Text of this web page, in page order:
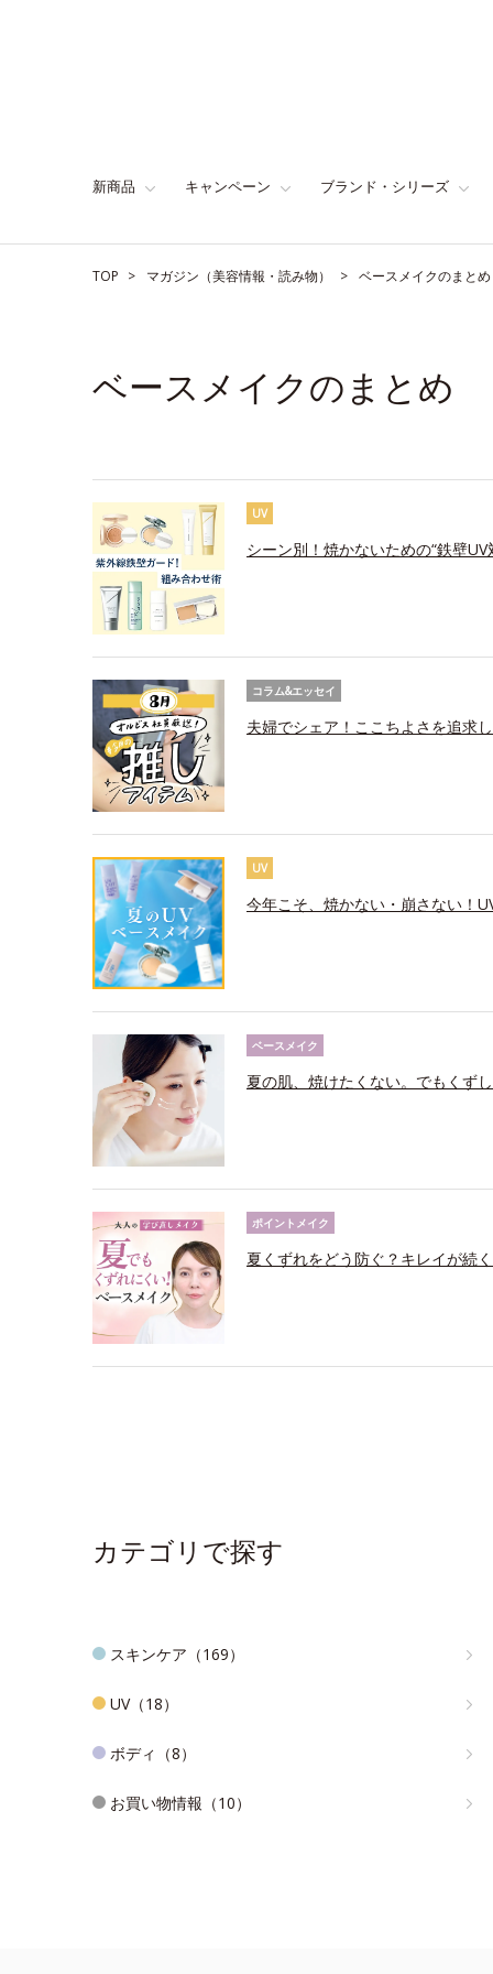
新商品 キャンペーン ブランド・シリーズ
TOP マガジン（美容情報・読み物） ベースメイクのまとめ
ベースメイクのまとめ
UV
シーン別！焼かないための“鉄壁
コラム&エッセイ
夫婦でシェア！ここちよさを追求
UV
今年こそ、焼かない・崩さない！
ベースメイク
夏の肌、焼けたくない。でもくず
ポイントメイク
夏くずれをどう防ぐ？キレイが続
カテゴリで探す
スキンケア（169）
UV（18）
ボディ（8）
お買い物情報（10）